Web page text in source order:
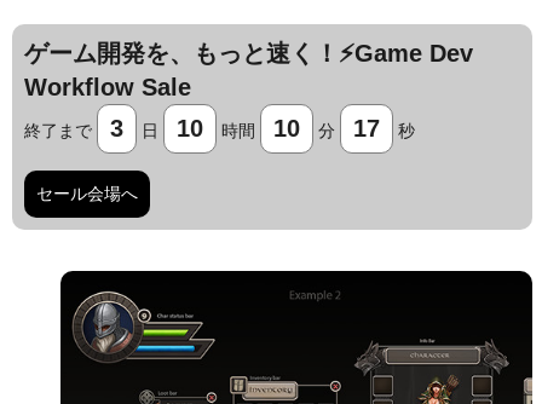
ゲーム開発を、もっと速く！⚡️Game Dev
Workflow Sale
終了まで 3 日 10 時間 10 分 16 秒
セール会場へ